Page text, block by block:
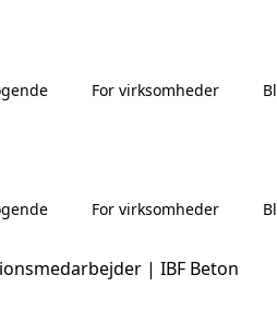
For virksomheder
For virksomheder
| IBF Beton